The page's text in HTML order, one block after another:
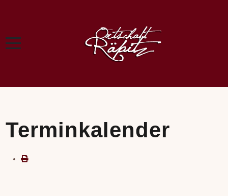
Terminkalender